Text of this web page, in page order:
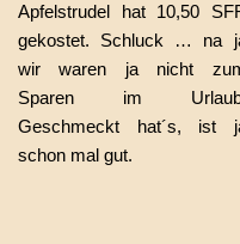
Apfelstrudel hat 10,50
gekostet. Schluck … na
wir waren ja nicht
Sparen im
Geschmeckt hat´s, ist
schon mal gut.